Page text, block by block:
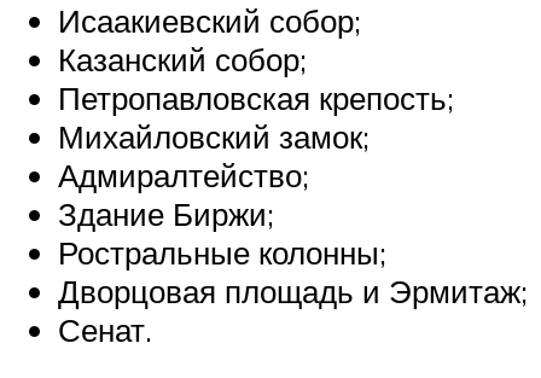
Исаакиевский собор;
Казанский собор;
Петропавловская крепость;
Михайловский замок;
Адмиралтейство;
Здание Биржи;
Ростральные колонны;
Дворцовая площадь и Эрмитаж;
Сенат.